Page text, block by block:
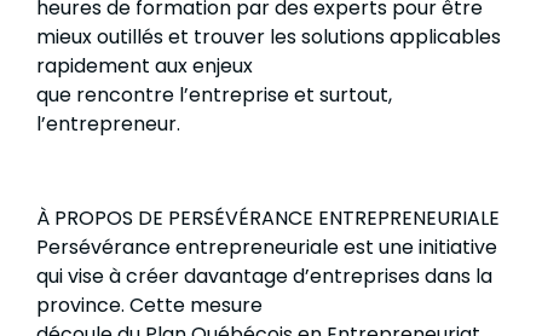
heures de formation par des experts pour être
mieux outillés et trouver les solutions applicables
rapidement aux enjeux
que rencontre l’entreprise et surtout,
l’entrepreneur.
À PROPOS DE PERSÉVÉRANCE ENTREPRENEURIALE
Persévérance entrepreneuriale est une initiative
qui vise à créer davantage d’entreprises dans la
province. Cette mesure